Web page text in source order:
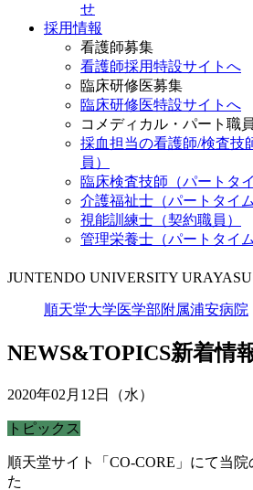
せ
採用情報
看護師募集
看護師採用特設サイトへ
臨床研修医募集
臨床研修医特設サイトへ
コメディカル・パート職員
採血担当の看護師/検査技
員）
臨床検査技師（パートタ
介護福祉士（パートタイム
視能訓練士（契約職員）
管理栄養士（パートタイム
JUNTENDO UNIVERSITY
順天堂大学医学部附属浦安病院
NEWS&TOPICS新着情
2020年02月12日（水）
トピックス
順天堂サイト「CO-CORE」にて当
た